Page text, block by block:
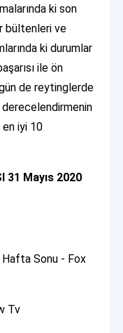
ki son
bültenleri ve
ki durumlar
ile ön
de reytinglerde
derecelendirmenin
en iyi 10
31 Mayıs 2020
Hafta Sonu - Fox
Tv